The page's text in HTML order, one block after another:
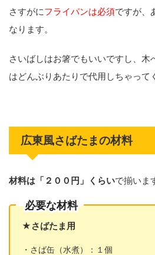
さすがにフライパンは必須ですが、
なります。
さいばしはお箸でもいいですし、木
はどんぶりあたりで代用しちゃって
広東風さばたまの材料
材料は「２００円」くらいで揃いま
必要な材料
★さばたま用
・さば缶（水煮）：１個